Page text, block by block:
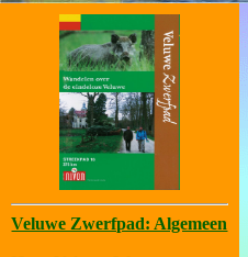
Veluwe Zwerfpad: Algemeen